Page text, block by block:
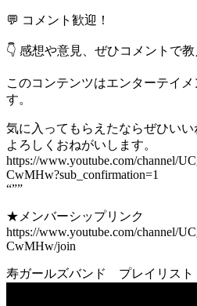
💬 コメント歓迎！
👇 感想や意見、ぜひコメントで教
このコンテンツはエンターテイ
す。
気に入ってもらえたならぜひい
よろしくおねがいします。
https://www.youtube.com/channel/
CwMHw?sub_confirmation=1
“””
★メンバーシップリンク
https://www.youtube.com/channel/
CwMHw/join
寿ガールズバンド プレイリスト